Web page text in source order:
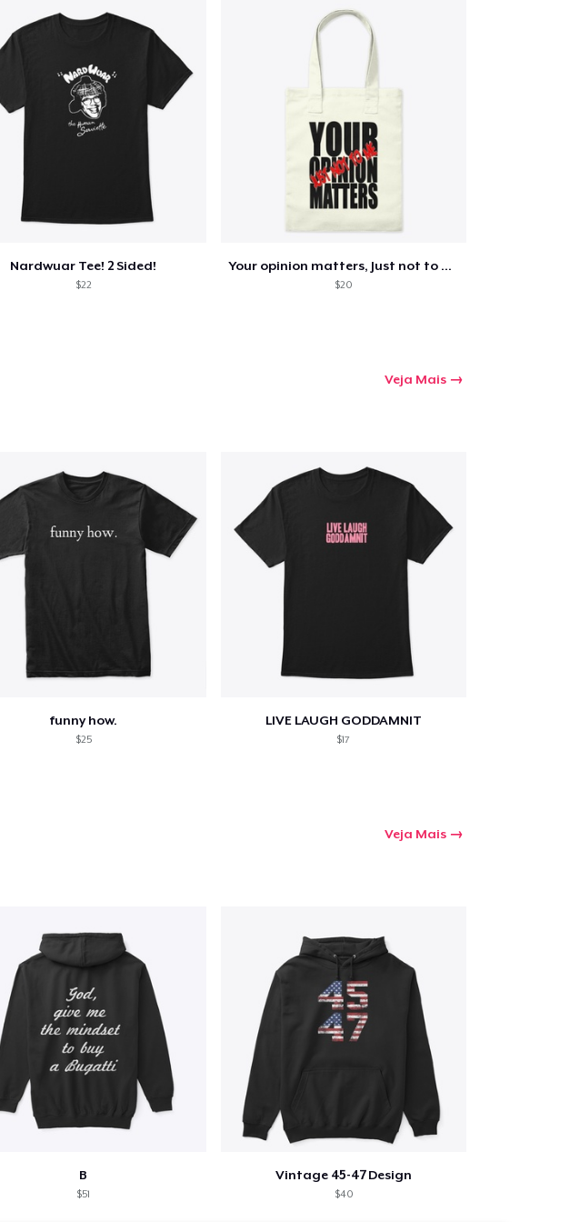
Nardwuar Tee! 2 Sided!
$22
Your opinion matters, Just not to me!
$20
Veja Mais
funny how.
$25
LIVE LAUGH GODDAMNIT
$17
Veja Mais
B
$51
Vintage 45-47 Design
$40